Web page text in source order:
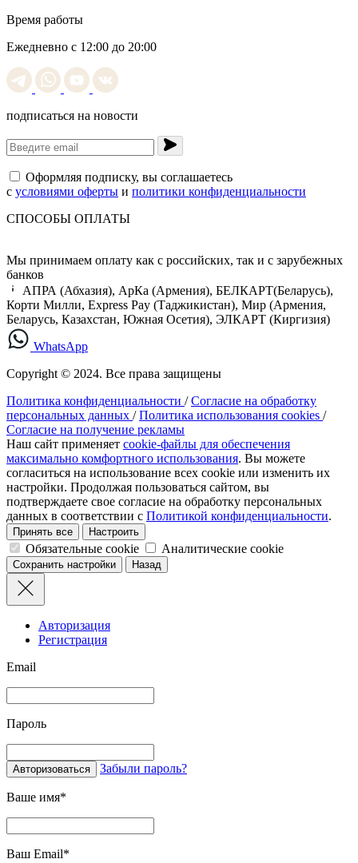
Время работы
Ежедневно с 12:00 до 20:00
подписаться на новости
Оформляя подписку, вы соглашаетесь
с условиями оферты и политики конфиденциальности
СПОСОБЫ ОПЛАТЫ
Мы принимаем оплату как с российских, так и с зарубежных
банков
АПРА (Абхазия), АрКа (Армения), БЕЛКАРТ(Беларусь),
Корти Милли, Express Pay (Таджикистан), Мир (Армения,
Беларусь, Казахстан, Южная Осетия), ЭЛКАРТ (Киргизия)
WhatsApp
Copyright © 2024. Все права защищены
Политика конфиденциальности /Согласие на обработку
персональных данных /Политика использования cookies /
Согласие на получение рекламы
Наш сайт применяет cookie-файлы для обеспечения
максимально комфортного использования. Вы можете
согласиться на использование всех cookie или изменить их
настройки. Продолжая пользоваться сайтом, вы
подтверждаете свое согласие на обработку персональных
данных в соответствии с Политикой конфиденциальности.
Принять все Настроить
Обязательные cookie Аналитические cookie
Сохранить настройки Назад
Авторизация
Регистрация
Email
Пароль
Авторизоваться Забыли пароль?
Ваше имя*
Ваш Email*